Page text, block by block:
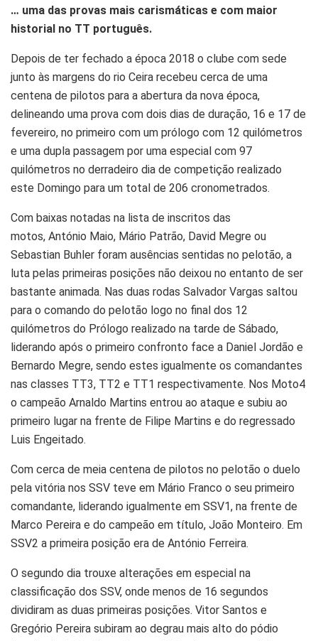
… uma das provas mais carismáticas e com maior
historial no TT português.
Depois de ter fechado a época 2018 o clube com sede
junto às margens do rio Ceira recebeu cerca de uma
centena de pilotos para a abertura da nova época,
delineando uma prova com dois dias de duração, 16 e 17 de
fevereiro, no primeiro com um prólogo com 12 quilómetros
e uma dupla passagem por uma especial com 97
quilómetros no derradeiro dia de competição realizado
este Domingo para um total de 206 cronometrados.
Com baixas notadas na lista de inscritos das
motos, António Maio, Mário Patrão, David Megre ou
Sebastian Buhler foram ausências sentidas no pelotão, a
luta pelas primeiras posições não deixou no entanto de ser
bastante animada. Nas duas rodas Salvador Vargas saltou
para o comando do pelotão logo no final dos 12
quilómetros do Prólogo realizado na tarde de Sábado,
liderando após o primeiro confronto face a Daniel Jordão e
Bernardo Megre, sendo estes igualmente os comandantes
nas classes TT3, TT2 e TT1 respectivamente. Nos Moto4
o campeão Arnaldo Martins entrou ao ataque e subiu ao
primeiro lugar na frente de Filipe Martins e do regressado
Luis Engeitado.
Com cerca de meia centena de pilotos no pelotão o duelo
pela vitória nos SSV teve em Mário Franco o seu primeiro
comandante, liderando igualmente em SSV1, na frente de
Marco Pereira e do campeão em título, João Monteiro. Em
SSV2 a primeira posição era de António Ferreira.
O segundo dia trouxe alterações em especial na
classificação dos SSV, onde menos de 16 segundos
dividiram as duas primeiras posições. Vitor Santos e
Gregório Pereira subiram ao degrau mais alto do pódio